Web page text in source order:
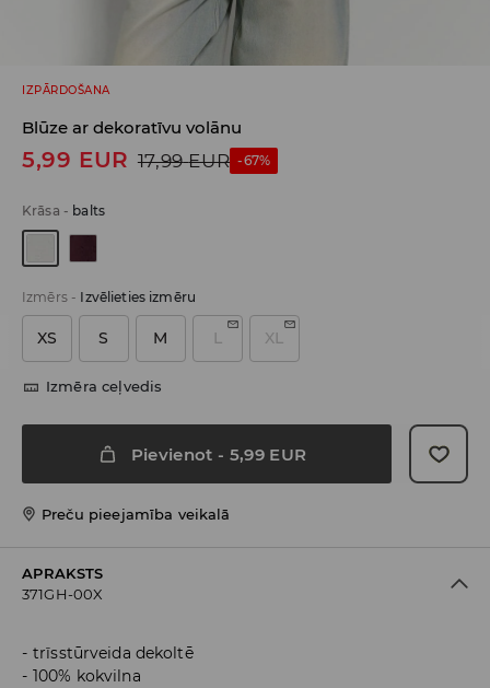
IZPĀRDOŠANA
Blūze ar dekoratīvu volānu
5,99 EUR 17,99 EUR -67%
Krāsa - balts
Izmērs- Izvēlieties izmēru
XS S M L XL
Izmēra ceļvedis
Pievienot - 5,99 EUR
Preču pieejamība veikalā
APRAKSTS
371GH-00X
trīsstūrveida dekoltē
100% kokvilna